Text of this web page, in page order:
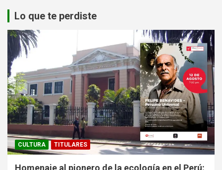
Lo que te perdiste
CULTURA TITULARES
Homenaje al pionero de la ecología en el Perú: